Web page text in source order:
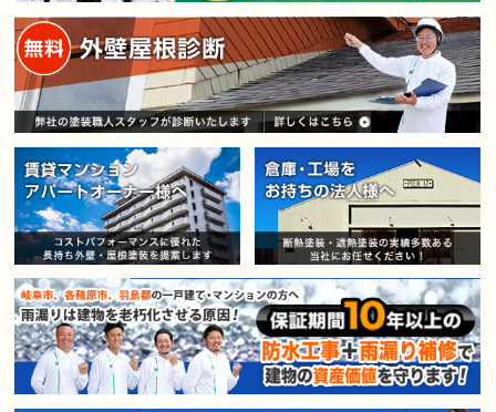
賃貸マンション・アパートオー